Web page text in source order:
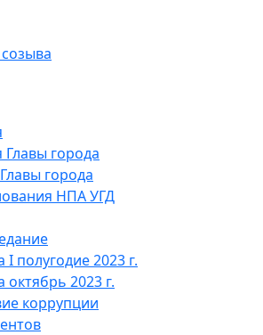
города
города
НПА УГД
полугодие 2023 г.
2023 г.
коррупции